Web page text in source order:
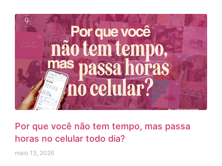
Por que você não tem tempo, mas passa
horas no celular todo dia?
maio 13, 2026